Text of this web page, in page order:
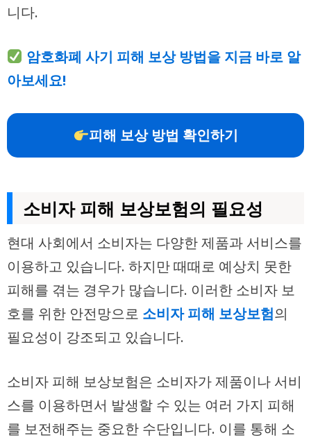
니다.
암호화폐 사기 피해 보상 방법을 지금 바로 알
아보세요!
피해 보상 방법 확인하기
소비자 피해 보상보험의 필요성
현대 사회에서 소비자는 다양한 제품과 서비스를
이용하고 있습니다. 하지만 때때로 예상치 못한
피해를 겪는 경우가 많습니다. 이러한 소비자 보
호를 위한 안전망으로 소비자 피해 보상보험의
필요성이 강조되고 있습니다.
소비자 피해 보상보험은 소비자가 제품이나 서비
스를 이용하면서 발생할 수 있는 여러 가지 피해
를 보전해주는 중요한 수단입니다. 이를 통해 소